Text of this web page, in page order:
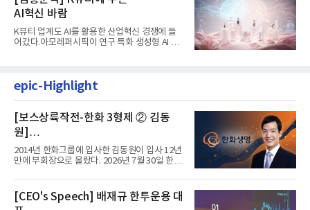
AI혁신 바람
K뷰티 업계도 AI를 활용한 산업혁신 경쟁에 들
어갔다.아모레퍼시픽이 연구 특화 생성형 AI 플
epic-Highlight
[보스상륙작전-한화 3형제 ② 김동
원]
입사 12년 만에 금융계열 수장 등극
2014년 한화그룹에 입사한 김동원이 입사 12년
만에 부회장으로 올랐다. 2026년 7월 30일 한화
[CEO's Speech] 배재규 한투운용 대